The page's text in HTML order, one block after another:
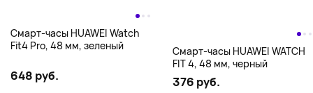
Смарт-часы HUAWEI Watch
Fit4 Pro, 48 мм, зеленый
648 руб.
Смарт-часы HUAWEI WATCH
FIT 4, 48 мм, черный
376 руб.